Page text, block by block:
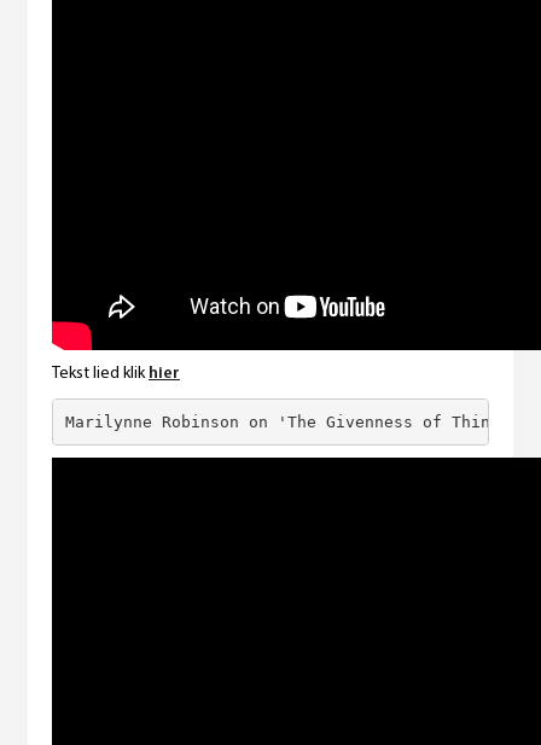
Tekst lied klik hier
Marilynne Robinson on 'The Givenness of Things"